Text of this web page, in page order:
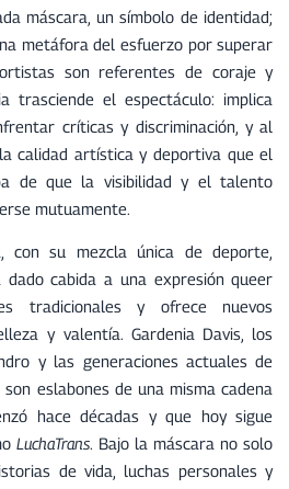
máscara, un símbolo de identidad;
metáfora del esfuerzo por superar
son referentes de coraje y
trasciende el espectáculo: implica
críticas y discriminación, y al
calidad artística y deportiva que el
de que la visibilidad y el talento
mutuamente.
con su mezcla única de deporte,
cabida a una expresión queer
tradicionales y ofrece nuevos
y valentía. Gardenia Davis, los
y las generaciones actuales de
eslabones de una misma cadena
hace décadas y que hoy sigue
LuchaTrans. Bajo la máscara no solo
de vida, luchas personales y